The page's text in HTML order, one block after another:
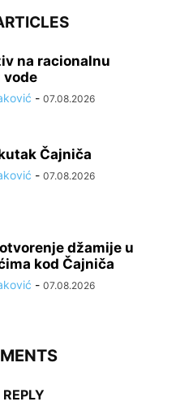
na racionalnu
vode
- 07.08.2026
Čajniča
- 07.08.2026
džamije u
kod Čajniča
- 07.08.2026